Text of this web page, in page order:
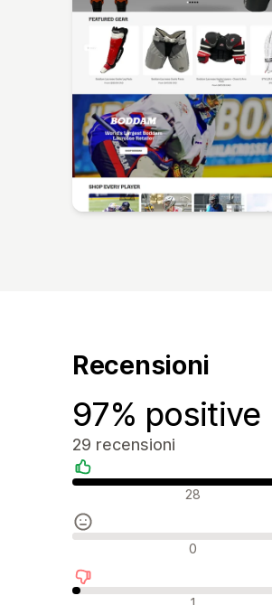
Recensioni
97% positive
29 recensioni
Recensioni positive
28
Recensioni neutrali
0
Recensioni negative